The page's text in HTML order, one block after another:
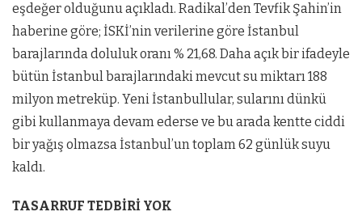
eşdeğer olduğunu açıkladı. Radikal’den Tevfik Şahin’in
haberine göre; İSKİ’nin verilerine göre İstanbul
barajlarında doluluk oranı % 21,68. Daha açık bir ifadeyle
bütün İstanbul barajlarındaki mevcut su miktarı 188
milyon metreküp. Yeni İstanbullular, sularını dünkü
gibi kullanmaya devam ederse ve bu arada kentte ciddi
bir yağış olmazsa İstanbul’un toplam 62 günlük suyu
kaldı.
TASARRUF TEDBİRİ YOK